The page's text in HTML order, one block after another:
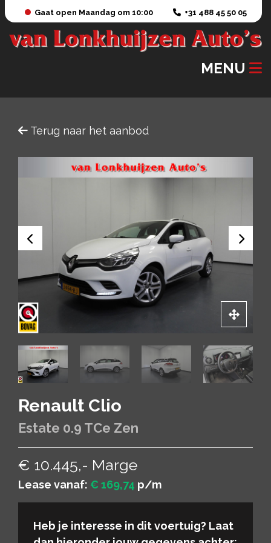
Gaat open Maandag om 10:00 +31 488 45 50 05
MENU
Terug naar het aanbod
Renault Clio
Estate 0.9 TCe Zen
€ 10.445,- Marge
Lease vanaf: € 169,74 p/m
Heb je interesse in dit voertuig? Laat